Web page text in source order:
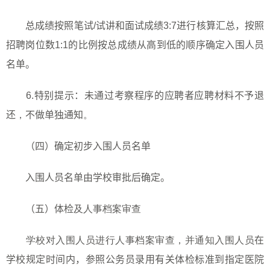
总成绩按照笔试/试讲和面试成绩3:7进行核算汇总，按照
招聘岗位数1:1的比例按总成绩从高到低的顺序确定入围人员
名单。
6.特别提示：未通过考察程序的应聘者应聘材料不予退
还 ， 不做单独通知 。
（四）确定初步入围人员名单
入围人员名单由学校审批后确定。
（五）体检及人事档案审查
学校对入围人员进行人事档案审查，并通知入围人员在
学校规定时间内，参照公务员录用有关体检标准到指定医院